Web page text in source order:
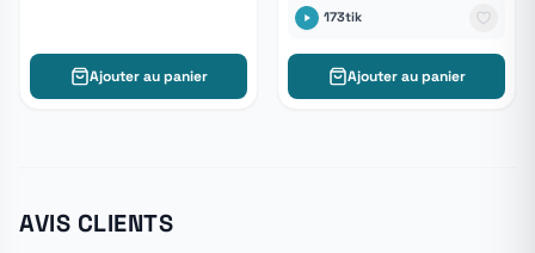
Ajouter au panier
173tik
Ajouter au panier
AVIS CLIENTS